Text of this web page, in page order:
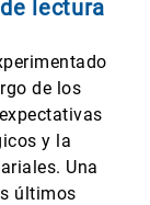
lectura
de los
y la
Una
últimos